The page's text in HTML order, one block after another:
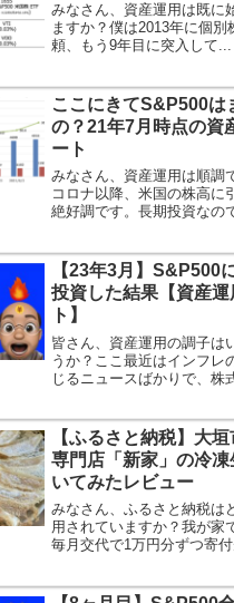
みなさん、資産運用は既に
ますか？僕は2013年に個別
頼、もう9年目に突入して...
ここにきてS&P500は
の？21年7月時点の資
ート
みなさん、資産運用は順調
コロナ以降、米国の株高に
絶好調です。長期投資なの
【23年3月】S&P500
投資した結果【資産
ト】
皆さん、資産運用の調子は
うか？ここ最近はインフレ
じるニュースばかりで、株
【ふるさと納税】大
専門店「新家」の冷
いてみたレビュー
みなさん、ふるさと納税は
用されていますか？我が家
毎月交代で1万円分ずつ寄